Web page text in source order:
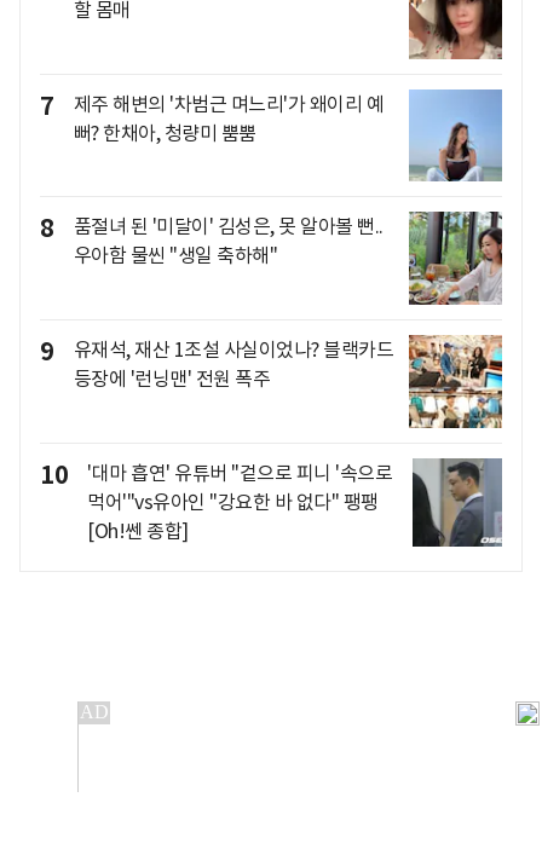
할 몸매
7
제주 해변의 '차범근 며느리'가 왜이리 예
뻐? 한채아, 청량미 뿜뿜
8
품절녀 된 '미달이' 김성은, 못 알아볼 뻔..
우아함 물씬 "생일 축하해"
9
유재석, 재산 1조설 사실이었나? 블랙카드
등장에 '런닝맨' 전원 폭주
10
'대마 흡연' 유튜버 "겉으로 피니 '속으로
먹어'"vs유아인 "강요한 바 없다" 팽팽
[Oh!쎈 종합]